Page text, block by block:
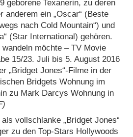
geborene Texanerin, zu deren
anderem ein „Oscar“ (Beste
nach Cold Mountain“) und
(Star International) gehören.
möchte – TV Movie
15/​23. Juli bis 5. August 2016
„Bridget Jones“-Filme in der
Bridgets Wohnung im
zu Mark Darcys Wohnung in
vollschlanke „Bridget Jones“
zu den Top-Stars Hollywoods